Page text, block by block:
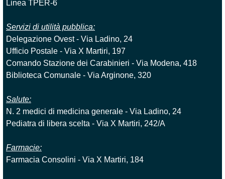
Linea TPER-6
Servizi di utilità pubblica:
Delegazione Ovest - Via Ladino, 24
Ufficio Postale - Via X Martiri, 197
Comando Stazione dei Carabinieri - Via Modena, 418
Biblioteca Comunale - Via Arginone, 320
Salute:
N. 2 medici di medicina generale - Via Ladino, 24
Pediatra di libera scelta - Via X Martiri, 242/A
Farmacie:
Farmacia Consolini - Via X Martiri, 184